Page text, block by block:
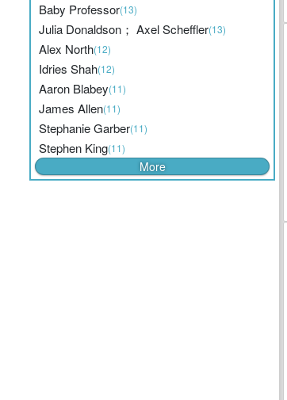
Baby Professor(13)
Julia Donaldson； Axel Scheffler(13)
Alex North(12)
Idries Shah(12)
Aaron Blabey(11)
James Allen(11)
Stephanie Garber(11)
Stephen King(11)
More